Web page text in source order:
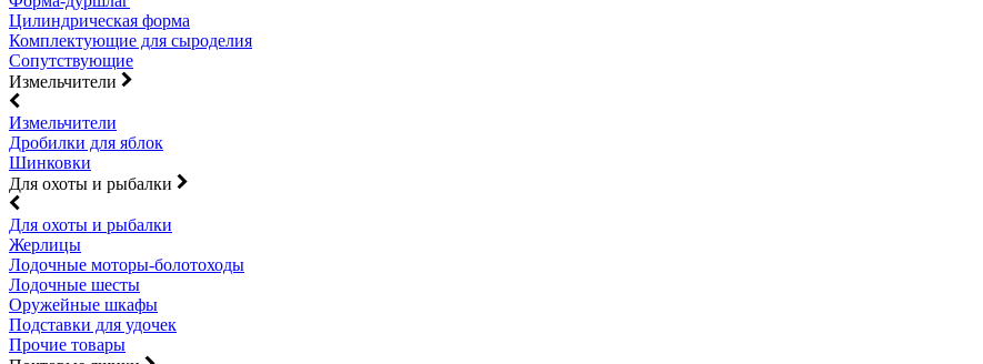
Цилиндрическая форма
Комплектующие для сыроделия
Сопутствующие
Измельчители
Измельчители
Дробилки для яблок
Шинковки
Для охоты и рыбалки
Для охоты и рыбалки
Жерлицы
Лодочные моторы-болотоходы
Лодочные шесты
Оружейные шкафы
Подставки для удочек
Прочие товары